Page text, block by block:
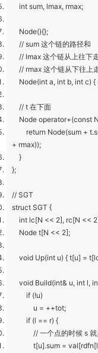
int sum, lmax, rmax;
Node(){};
// sum 这个链的路径和
// lmax 这个链从上往下
// rmax 这个链从下往上
Node(int a, int b, int c) {
// t 在下面
Node operator+(const
return Node(sum +
+ rmax));
}
};
// SGT
struct SGT {
int lc[N << 2], rc[N <<
Node t[N << 2];
void Up(int u) { t[u] =
void Build(int& u, int l,
if (!u)
u = ++tot;
if (l == r) {
// 一个点的时候 s 就
t[u].sum =